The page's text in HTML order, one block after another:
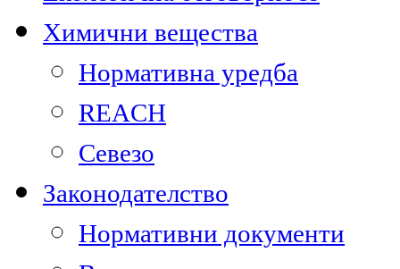
Химични вещества
Нормативна уредба
REACH
Севезо
Законодателство
Нормативни документи